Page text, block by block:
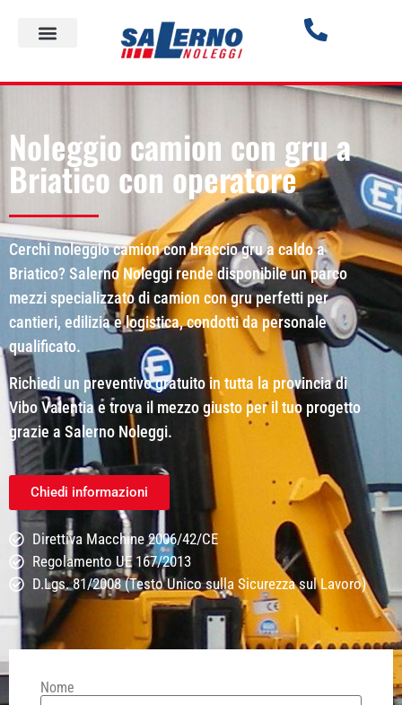
Noleggio camion con gru a
Briatico con operatore
Cerchi noleggio camion con braccio gru a caldo a
Briatico? Salerno Noleggi rende disponibile un parco
mezzi specializzato di camion con gru perfetti per
cantieri, edilizia e logistica, condotti da personale
qualificato.
Richiedi un preventivo gratuito in tutta la provincia di
Vibo Valentia e trova il mezzo giusto per il tuo progetto
grazie a Salerno Noleggi.
Chiedi informazioni
Direttiva Macchine 2006/42/CE
Regolamento UE 167/2013
D.Lgs. 81/2008 (Testo Unico sulla Sicurezza sul Lavoro)
Nome